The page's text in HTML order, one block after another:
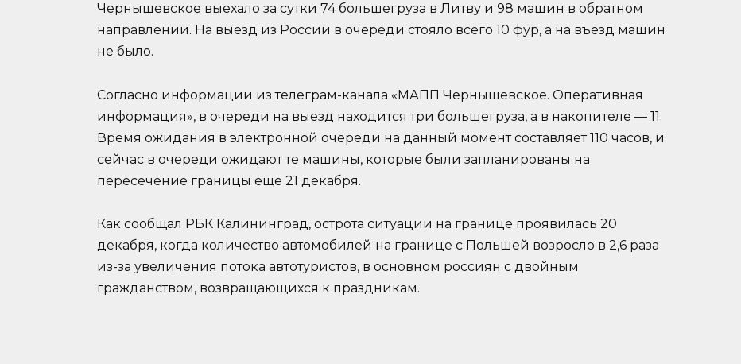
Чернышевское выехало за сутки 74 большегруза в Литву и 98 машин в обратном
направлении. На выезд из России в очереди стояло всего 10 фур, а на въезд машин
не было.
Согласно информации из телеграм-канала «МАПП Чернышевское. Оперативная
информация», в очереди на выезд находится три большегруза, а в накопителе — 11.
Время ожидания в электронной очереди на данный момент составляет 110 часов, и
сейчас в очереди ожидают те машины, которые были запланированы на
пересечение границы еще 21 декабря.
Как сообщал РБК Калининград, острота ситуации на границе проявилась 20
декабря, когда количество автомобилей на границе с Польшей возросло в 2,6 раза
из-за увеличения потока автотуристов, в основном россиян с двойным
гражданством, возвращающихся к праздникам.